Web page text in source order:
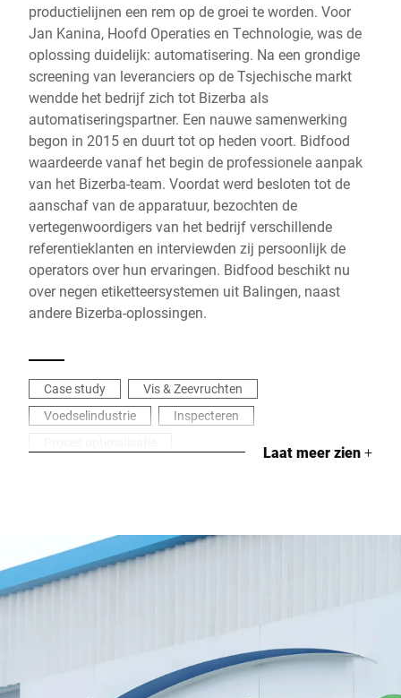
productielijnen een rem op de groei te worden. Voor
Jan Kanina, Hoofd Operaties en Technologie, was de
oplossing duidelijk: automatisering. Na een grondige
screening van leveranciers op de Tsjechische markt
wendde het bedrijf zich tot Bizerba als
automatiseringspartner. Een nauwe samenwerking
begon in 2015 en duurt tot op heden voort. Bidfood
waardeerde vanaf het begin de professionele aanpak
van het Bizerba-team. Voordat werd besloten tot de
aanschaf van de apparatuur, bezochten de
vertegenwoordigers van het bedrijf verschillende
referentieklanten en interviewden zij persoonlijk de
operators over hun ervaringen. Bidfood beschikt nu
over negen etiketteersystemen uit Balingen, naast
andere Bizerba-oplossingen.
Case study
Vis & Zeevruchten
Voedselindustrie
Inspecteren
Laat meer zien+